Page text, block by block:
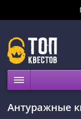
Расписание
Антуражные